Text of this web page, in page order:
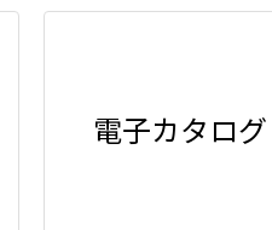
電子カタログ